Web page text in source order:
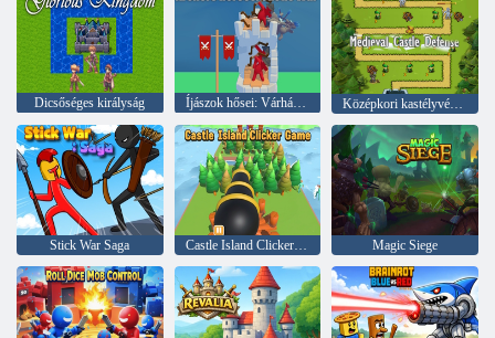
Dicsőséges királyság Íjászok hősei: Várháború Középkori kastélyvédelem
Stick War Saga Castle Island Clicker játék Magic Siege